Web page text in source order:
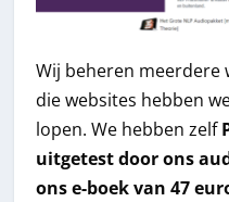
Wij beheren meerdere
die websites hebben
lopen. We hebben zelf
uitgetest door ons
ons e-boek van 47